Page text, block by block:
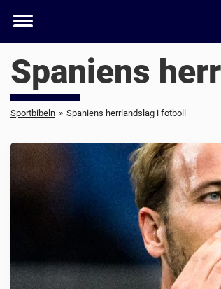
Toggle
Spaniens
Sportbibeln » Spaniens herrlandslag i fotboll